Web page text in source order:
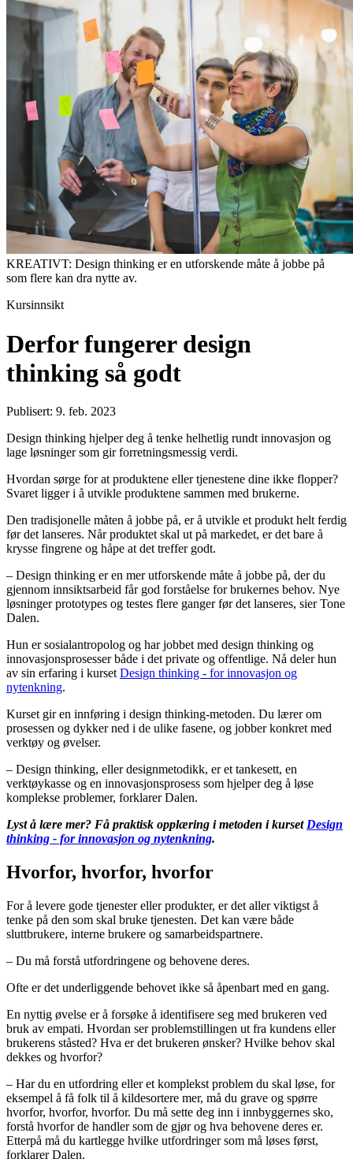
KREATIVT: Design thinking er en utforskende måte å jobbe på
som flere kan dra nytte av.
Kursinnsikt
Derfor fungerer design
thinking så godt
Publisert: 9. feb. 2023
Design thinking hjelper deg å tenke helhetlig rundt innovasjon og
lage løsninger som gir forretningsmessig verdi.
Hvordan sørge for at produktene eller tjenestene dine ikke flopper?
Svaret ligger i å utvikle produktene sammen med brukerne.
Den tradisjonelle måten å jobbe på, er å utvikle et produkt helt ferdig
før det lanseres. Når produktet skal ut på markedet, er det bare å
krysse fingrene og håpe at det treffer godt.
– Design thinking er en mer utforskende måte å jobbe på, der du
gjennom innsiktsarbeid får god forståelse for brukernes behov. Nye
løsninger prototypes og testes flere ganger før det lanseres, sier Tone
Dalen.
Hun er sosialantropolog og har jobbet med design thinking og
innovasjonsprosesser både i det private og offentlige. Nå deler hun
av sin erfaring i kurset Design thinking - for innovasjon og
nytenkning.
Kurset gir en innføring i design thinking-metoden. Du lærer om
prosessen og dykker ned i de ulike fasene, og jobber konkret med
verktøy og øvelser.
– Design thinking, eller designmetodikk, er et tankesett, en
verktøykasse og en innovasjonsprosess som hjelper deg å løse
komplekse problemer, forklarer Dalen.
Lyst å lære mer? Få praktisk opplæring i metoden i kurset Design
thinking - for innovasjon og nytenkning.
Hvorfor, hvorfor, hvorfor
For å levere gode tjenester eller produkter, er det aller viktigst å
tenke på den som skal bruke tjenesten. Det kan være både
sluttbrukere, interne brukere og samarbeidspartnere.
– Du må forstå utfordringene og behovene deres.
Ofte er det underliggende behovet ikke så åpenbart med en gang.
En nyttig øvelse er å forsøke å identifisere seg med brukeren ved
bruk av empati. Hvordan ser problemstillingen ut fra kundens eller
brukerens ståsted? Hva er det brukeren ønsker? Hvilke behov skal
dekkes og hvorfor?
– Har du en utfordring eller et komplekst problem du skal løse, for
eksempel å få folk til å kildesortere mer, må du grave og spørre
hvorfor, hvorfor, hvorfor. Du må sette deg inn i innbyggernes sko,
forstå hvorfor de handler som de gjør og hva behovene deres er.
Etterpå må du kartlegge hvilke utfordringer som må løses først,
forklarer Dalen.